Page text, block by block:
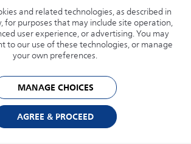
リサイクル
Philips.com
アメリカ
Inc. All rights reserved. CapsuleはCapsule
です。.
and related technologies, as described in
for purposes that may include site operation,
user experience, or advertising. You may
to our use of these technologies, or manage
your own preferences.
MANAGE CHOICES
AGREE & PROCEED